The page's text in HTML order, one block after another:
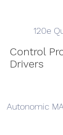
Control
Drivers
120e
Autonomic